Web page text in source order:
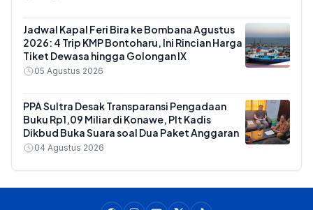
Jadwal Kapal Feri Bira ke Bombana Agustus
2026: 4 Trip KMP Bontoharu, Ini Rincian Harga
Tiket Dewasa hingga Golongan IX
05 Agustus 2026
PPA Sultra Desak Transparansi Pengadaan
Buku Rp1,09 Miliar di Konawe, Plt Kadis
Dikbud Buka Suara soal Dua Paket Anggaran
04 Agustus 2026